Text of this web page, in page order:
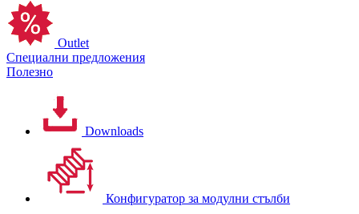
Outlet
Специални предложения
Полезно
Downloads
Конфигуратор за модулни стълби